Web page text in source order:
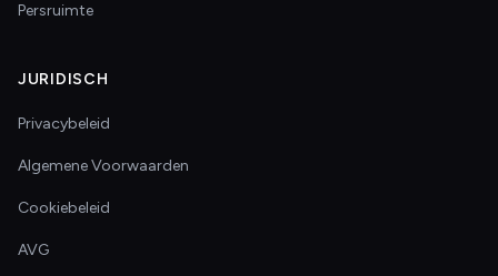
Persruimte
JURIDISCH
Privacybeleid
Algemene Voorwaarden
Cookiebeleid
AVG